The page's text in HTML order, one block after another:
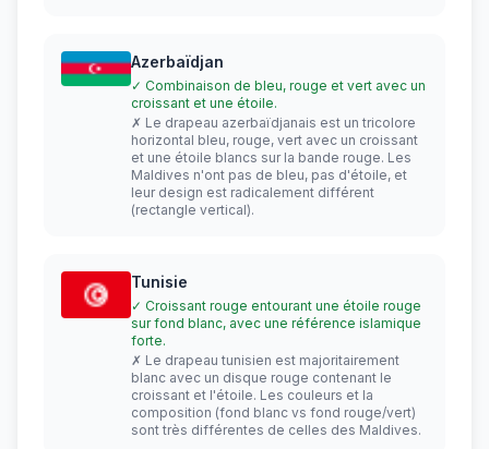
Azerbaïdjan
✓ Combinaison de bleu, rouge et vert avec un
croissant et une étoile.
✗ Le drapeau azerbaïdjanais est un tricolore
horizontal bleu, rouge, vert avec un croissant
et une étoile blancs sur la bande rouge. Les
Maldives n'ont pas de bleu, pas d'étoile, et
leur design est radicalement différent
(rectangle vertical).
Tunisie
✓ Croissant rouge entourant une étoile rouge
sur fond blanc, avec une référence islamique
forte.
✗ Le drapeau tunisien est majoritairement
blanc avec un disque rouge contenant le
croissant et l'étoile. Les couleurs et la
composition (fond blanc vs fond rouge/vert)
sont très différentes de celles des Maldives.